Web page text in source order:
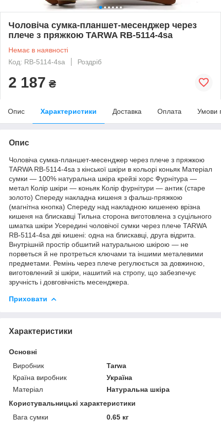
Чоловіча сумка-планшет-месенджер через
плече з пряжкою TARWA RB-5114-4sa
Немає в наявності
Код: RB-5114-4sa
Роздріб
2 187 ₴
Опис Характеристики Доставка Оплата Умови
Опис
Чоловіча сумка-планшет-месенджер через плече з пряжкою
TARWA RB-5114-4sa з кінської шкіри в кольорі коньяк Матеріал
сумки — 100% натуральна шкіра крейзі хорс Фурнітура —
метал Колір шкіри — коньяк Колір фурнітури — антик (старе
золото) Спереду накладна кишеня з фальш-пряжкою
(магнітна кнопка) Спереду над накладною кишенею врізна
кишеня на блискавці Тильна сторона виготовлена з суцільного
шматка шкіри Усередині чоловічої сумки через плече TARWA
RB-5114-4sa дві кишені: одна на блискавці, друга відрита.
Внутрішній простір обшитий натуральною шкірою — не
порветься й не протреться ключами та іншими металевими
предметами. Ремінь через плече регулюється за довжиною,
виготовлений зі шкіри, нашитий на стропу, що забезпечує
зручність і довговічність месенджера.
Приховати
Характеристики
Основні
Виробник
Tarwa
Країна виробник
Україна
Матеріал
Натуральна шкіра
Користувальницькі характеристики
Вага сумки
0.65 кг